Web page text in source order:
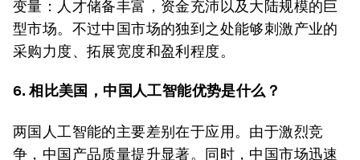
变量：人才储备丰富，资金充沛以及大陆规模的巨
型市场。不过中国市场的独到之处能够刺激产业的
采购力度、拓展宽度和盈利程度。
6. 相比美国，中国人工智能优势是什么？
两国人工智能的主要差别在于应用。由于激烈竞
争，中国产品质量提升显著。同时，中国市场迅速